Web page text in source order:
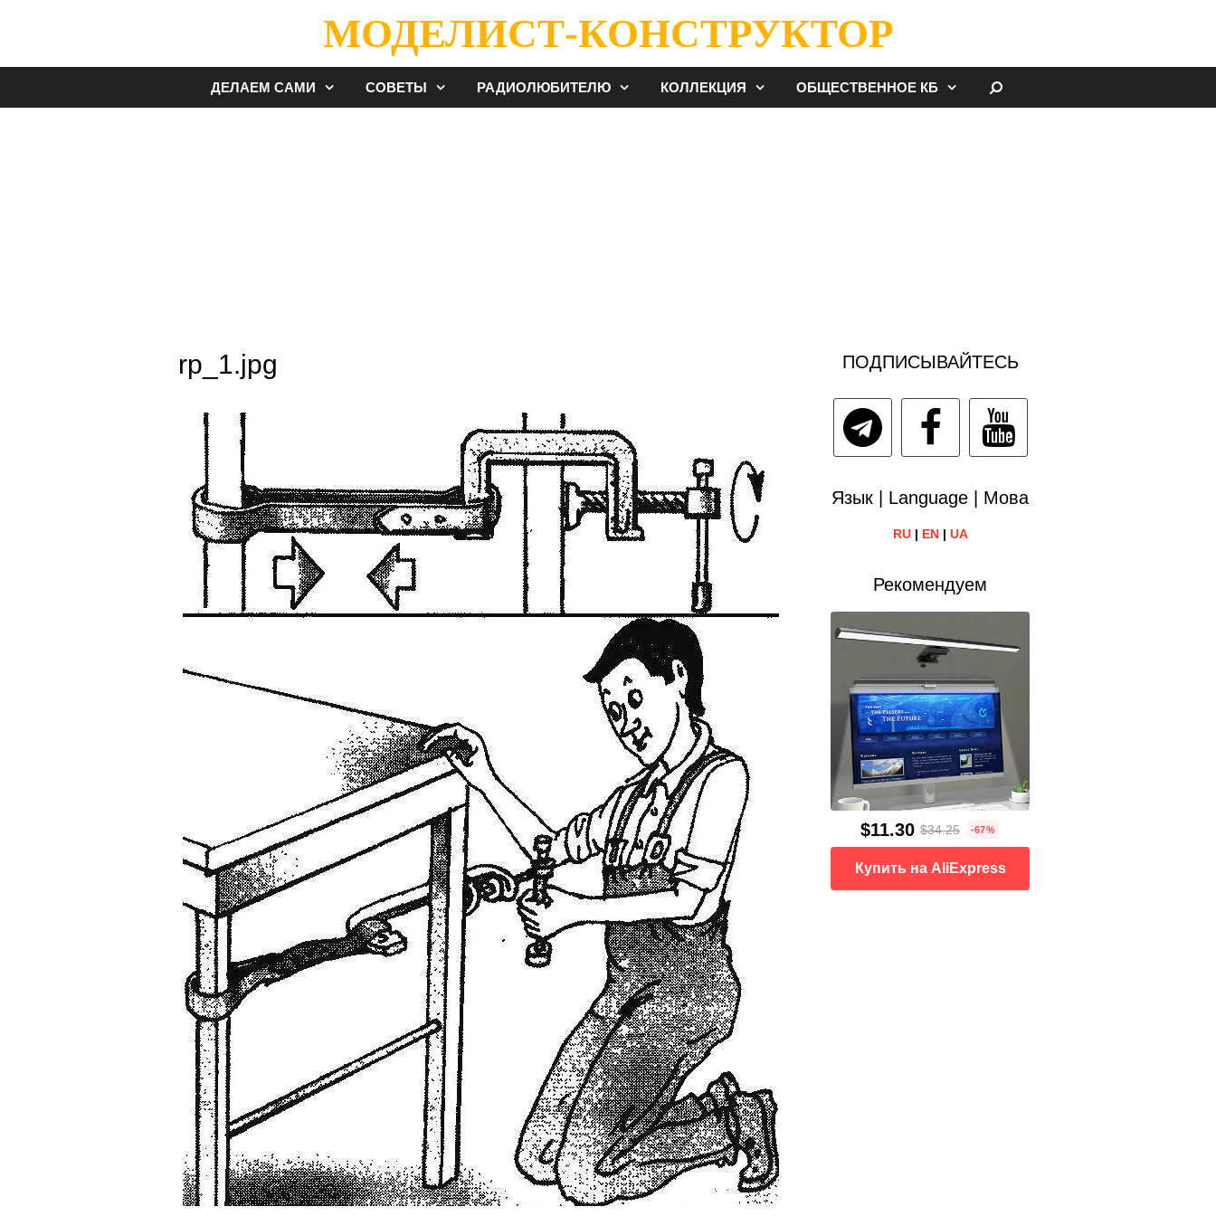
МОДЕЛИСТ-КОНСТРУКТОР
ДЕЛАЕМ САМИ СОВЕТЫ РАДИОЛЮБИТЕЛЮ КОЛЛЕКЦИЯ ОБЩЕСТВЕННОЕ КБ
rp_1.jpg ПОДПИСЫВАЙТЕСЬ
Язык | Language | Мова
RU| EN| UA
Рекомендуем
$11.30 $34.25 -67%
Купить на AliExpress